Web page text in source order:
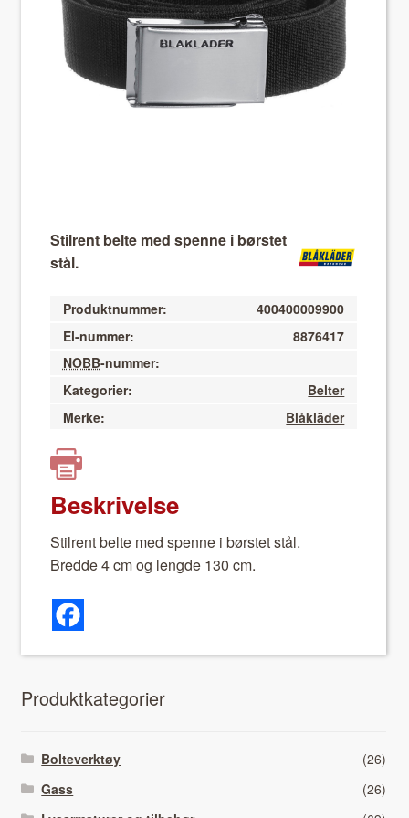
About VIX
Stilrent belte med spenne i børstet
stål.
Produktnummer:
400400009900
El-nummer:
8876417
NOBB-nummer:
Kategorier:
Belter
Merke:
Blåkläder
Beskrivelse
Stil­rent belte med spenne i børstet stål.
Bred­de 4 cm og lengde 130 cm.
Pro­duk­tkat­e­gori­er
Bolteverktøy
(26)
Gass
(26)